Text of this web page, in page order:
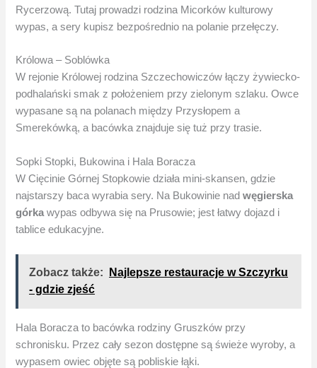
Rycerzową. Tutaj prowadzi rodzina Micorków kulturowy
wypas, a sery kupisz bezpośrednio na polanie przełęczy.
Królowa – Soblówka
W rejonie Królowej rodzina Szczechowiczów łączy żywiecko-
podhalański smak z położeniem przy zielonym szlaku. Owce
wypasane są na polanach między Przysłopem a
Smerekówką, a bacówka znajduje się tuż przy trasie.
Sopki Stopki, Bukowina i Hala Boracza
W Cięcinie Górnej Stopkowie działa mini-skansen, gdzie
najstarszy baca wyrabia sery. Na Bukowinie nadwęgierska
górka wypas odbywa się na Prusowie; jest łatwy dojazd i
tablice edukacyjne.
Zobacz także:
Najlepsze restauracje w Szczyrku
- gdzie zjeść
Hala Boracza to bacówka rodziny Gruszków przy
schronisku. Przez cały sezon dostępne są świeże wyroby, a
wypasem owiec objęte są pobliskie łąki.